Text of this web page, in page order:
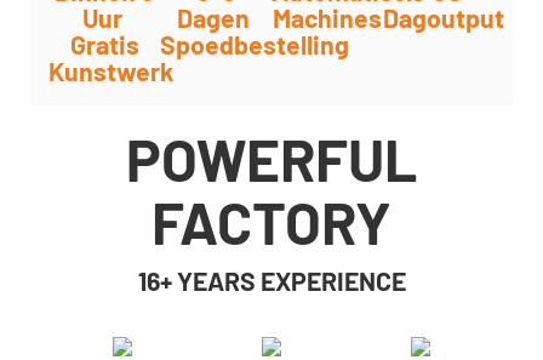
Uur
Gratis
Kunstwerk
Dagen
Spoedbestelling
MachinesDagoutput
POWERFUL
FACTORY
16+ YEARS EXPERIENCE